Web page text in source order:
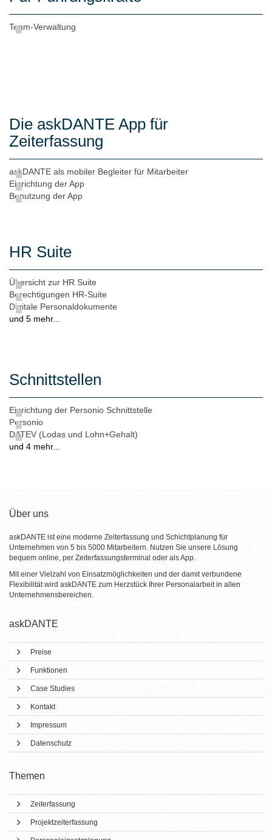
Team-Verwaltung
Die askDANTE App für
Zeiterfassung
askDANTE als mobiler Begleiter für Mitarbeiter
Einrichtung der App
Benutzung der App
HR Suite
Übersicht zur HR Suite
Berechtigungen HR-Suite
Digitale Personaldokumente
und 5 mehr...
Schnittstellen
Einrichtung der Personio Schnittstelle
Personio
DATEV (Lodas und Lohn+Gehalt)
und 4 mehr...
Über uns
askDANTE ist eine moderne Zeiterfassung und Schichtplanung für
Unternehmen von 5 bis 5000 Mitarbeitern. Nutzen Sie unsere Lösung
bequem online, per Zeiterfassungsterminal oder als App.
Mit einer Vielzahl von Einsatzmöglichkeiten und der damit verbundene
Flexibilität wird askDANTE zum Herzstück Ihrer Personalarbeit in allen
Unternehmensbereichen.
askDANTE
Preise
Funktionen
Case Studies
Kontakt
Impressum
Datenschutz
Themen
Zeiterfassung
Projektzeiterfassung